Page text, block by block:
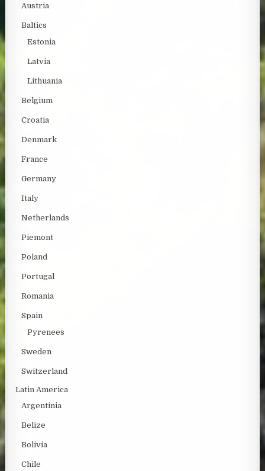
Austria
Baltics
Estonia
Latvia
Lithuania
Belgium
Croatia
Denmark
France
Germany
Italy
Netherlands
Piemont
Poland
Portugal
Romania
Spain
Pyrenees
Sweden
Switzerland
Latin America
Argentinia
Belize
Bolivia
Chile